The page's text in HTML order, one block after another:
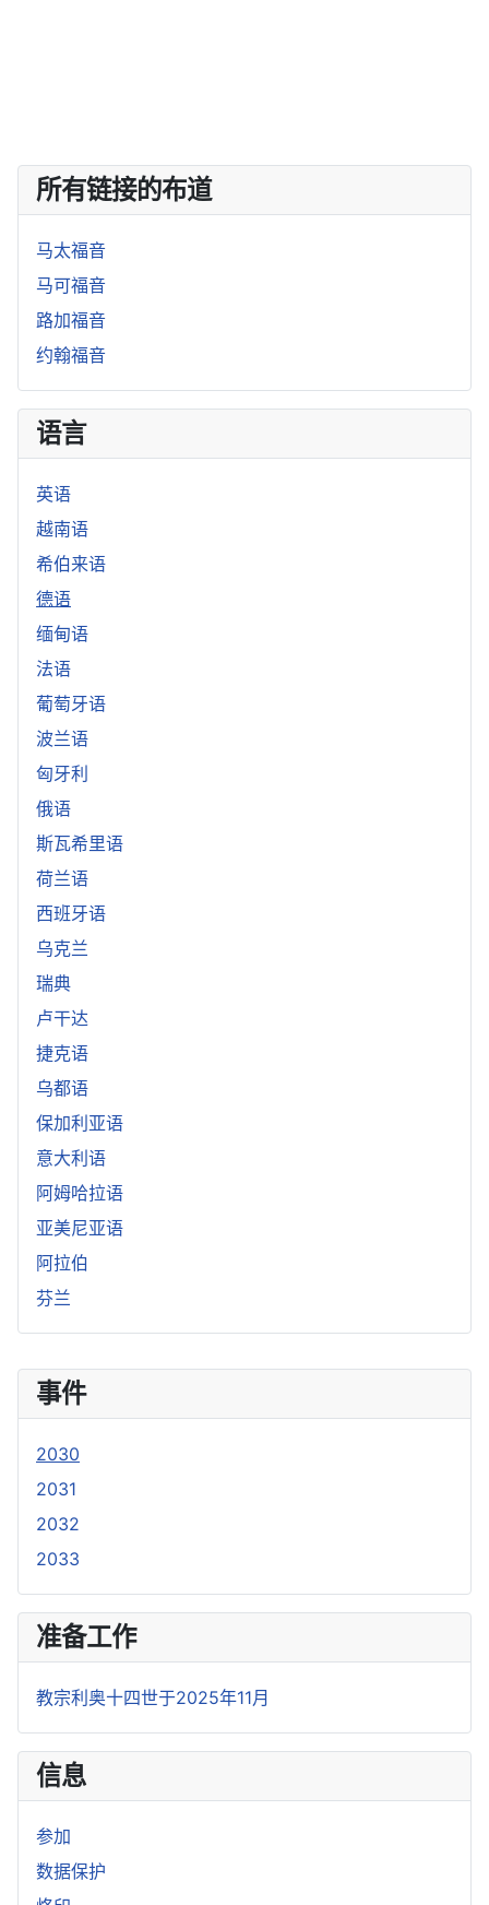
事件
2030
2031
2032
2033
准备工作
教宗利奥十四世于2025年11月
信息
参加
数据保护
所有链接的布道
马太福音
马可福音
路加福音
约翰福音
语言
英语
越南语
希伯来语
德语
缅甸语
法语
葡萄牙语
波兰语
匈牙利
俄语
斯瓦希里语
荷兰语
西班牙语
乌克兰
瑞典
卢干达
捷克语
乌都语
保加利亚语
意大利语
阿姆哈拉语
亚美尼亚语
阿拉伯
芬兰